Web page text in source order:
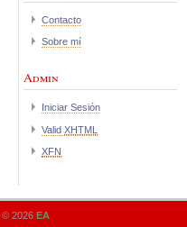
Contacto
Sobre mí
Admin
Iniciar Sesión
Valid XHTML
XFN
© 2026 EA